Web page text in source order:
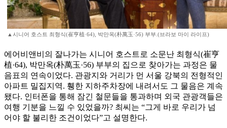
▲시니어 호스트 최형식(崔亨植·64), 박만옥(朴萬玉·56) 부부.(브라보 마이 라이프)
에어비앤비의 잘나가는 시니어 호스트로 소문난 최형식(崔亨
植·64), 박만옥(朴萬玉·56) 부부의 집으로 찾아가는 과정은 물
음표의 연속이었다. 관광지와 거리가 먼 서울 강북의 전형적인
아파트 밀집지역. 휑한 지하주차장에 내려서도 그 물음은 계속
됐다. 인터폰을 통해 잠긴 철문들을 통과하며 외국 관광객들은
여행 기분을 느낄 수 있었을까? 최씨는 “그게 바로 우리가 넘
어야 할 불리한 조건이었다”고 설명한다.